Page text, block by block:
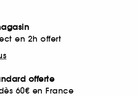
en 2h offert
offerte
60€ en France